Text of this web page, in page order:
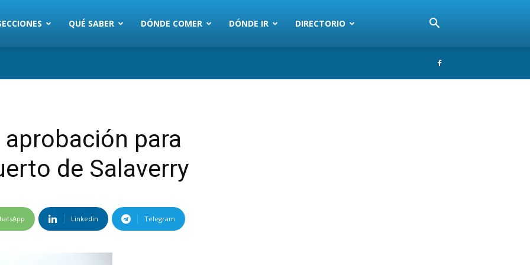
QUÉ SABER DÓNDE COMER DÓNDE IR DIRECTORIO
para
de Salaverry
Linkedin Telegram